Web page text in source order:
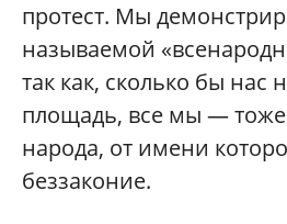
протест. Мы
называемой
так как, сколько бы
площадь, все мы — тоже
народа, от имени
беззаконие.